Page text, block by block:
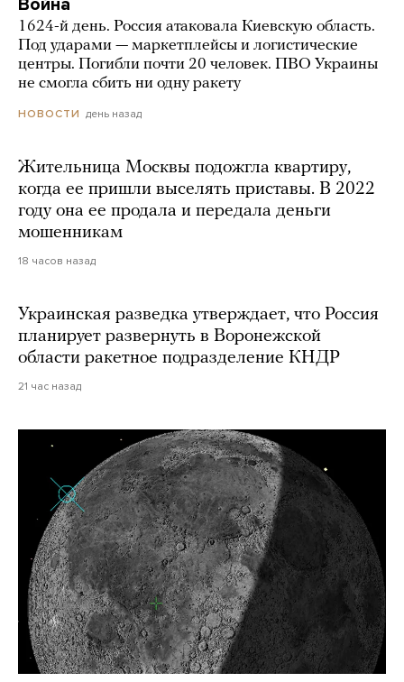
1624-й день. Россия атаковала Киевскую область.
Под ударами — маркетплейсы и логистические
центры. Погибли почти 20 человек. ПВО Украины
не смогла сбить ни одну ракету
НОВОСТИ день назад
Жительница Москвы подожгла квартиру,
когда ее пришли выселять приставы. В 2022
году она ее продала и передала деньги
мошенникам
18 часов назад
Украинская разведка утверждает, что Россия
планирует развернуть в Воронежской
области ракетное подразделение КНДР
21 час назад